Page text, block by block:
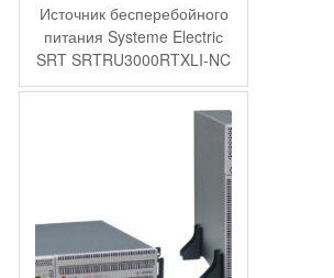
Источник бесперебойного
питания Systeme Electriс
SRT SRTRU3000RTXLI-NC
3000Вт 3000ВА черный